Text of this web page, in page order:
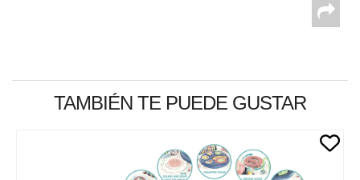
TAMBIÉN TE PUEDE GUSTAR